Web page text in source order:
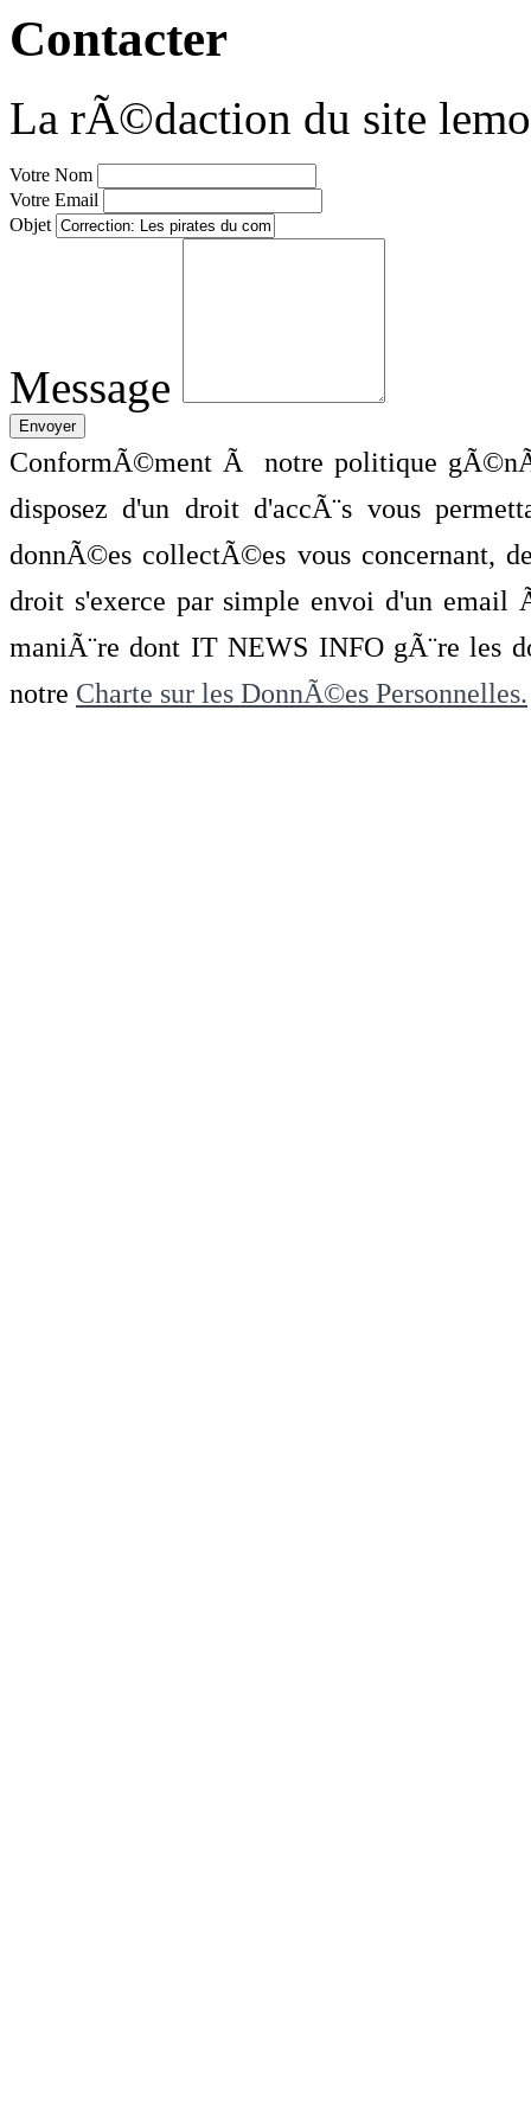
Contacter
La rÃ©daction du site
Votre Nom
Votre Email
Objet
Message
ConformÃ©ment Ã notre politique
disposez d'un droit d'accÃ¨s vous
donnÃ©es collectÃ©es vous concernant,
droit s'exerce par simple envoi d'un
maniÃ¨re dont IT NEWS INFO gÃ¨re les
notre Charte sur les DonnÃ©es Personnelles.